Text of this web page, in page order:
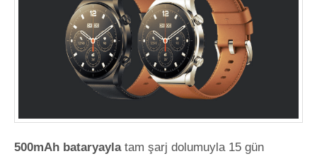
500mAh bataryaylatam şarj dolumuyla 15 gün